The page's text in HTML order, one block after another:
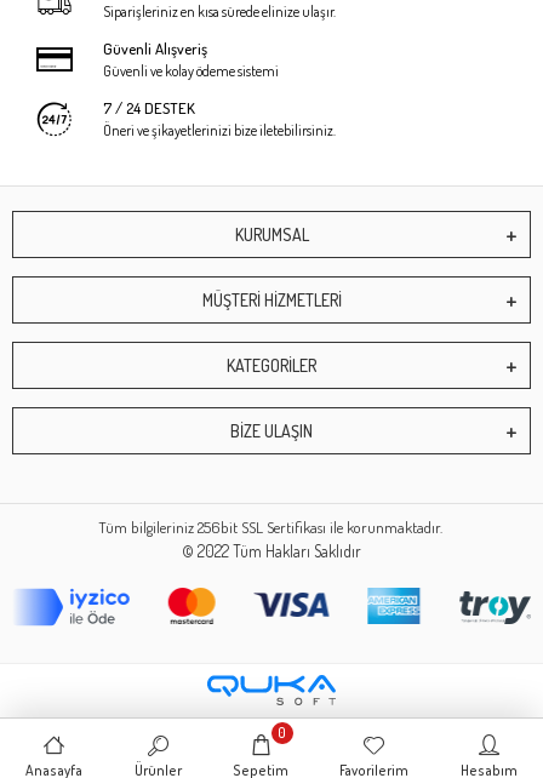
Siparişleriniz en kısa sürede elinize ulaşır.
Güvenli Alışveriş
Güvenli ve kolay ödeme sistemi
7 / 24 DESTEK
Öneri ve şikayetlerinizi bize iletebilirsiniz.
KURUMSAL
MÜŞTERİ HİZMETLERİ
KATEGORİLER
BİZE ULAŞIN
Tüm bilgileriniz 256bit SSL Sertifikası ile korunmaktadır.
© 2022Tüm Hakları Saklıdır
Anasayfa Ürünler Sepetim
0
Favorilerim Hesabım